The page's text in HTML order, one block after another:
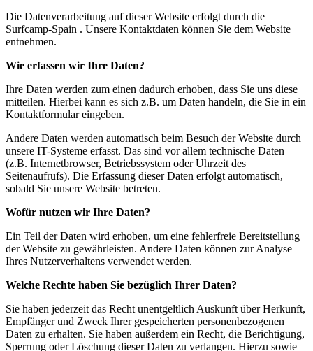
Die Datenverarbeitung auf dieser Website erfolgt durch die
Surfcamp-Spain . Unsere Kontaktdaten können Sie dem Website
entnehmen.
Wie erfassen wir Ihre Daten?
Ihre Daten werden zum einen dadurch erhoben, dass Sie uns diese
mitteilen. Hierbei kann es sich z.B. um Daten handeln, die Sie in ein
Kontaktformular eingeben.
Andere Daten werden automatisch beim Besuch der Website durch
unsere IT-Systeme erfasst. Das sind vor allem technische Daten
(z.B. Internetbrowser, Betriebssystem oder Uhrzeit des
Seitenaufrufs). Die Erfassung dieser Daten erfolgt automatisch,
sobald Sie unsere Website betreten.
Wofür nutzen wir Ihre Daten?
Ein Teil der Daten wird erhoben, um eine fehlerfreie Bereitstellung
der Website zu gewährleisten. Andere Daten können zur Analyse
Ihres Nutzerverhaltens verwendet werden.
Welche Rechte haben Sie bezüglich Ihrer Daten?
Sie haben jederzeit das Recht unentgeltlich Auskunft über Herkunft,
Empfänger und Zweck Ihrer gespeicherten personenbezogenen
Daten zu erhalten. Sie haben außerdem ein Recht, die Berichtigung,
Sperrung oder Löschung dieser Daten zu verlangen. Hierzu sowie